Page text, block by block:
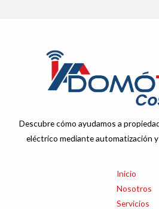
Descubre cómo ayudamos a
eléctrico mediante automatización
Inicio
Nosotros
Servicios